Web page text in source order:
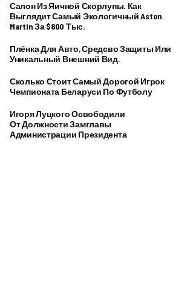
Салон Из Яичной Скорлупы. Как
Выглядит Самый Экологичный Aston
Martin За $800 Тыс.
Плёнка Для Авто, Средсво Защиты Или
Уникальный Внешний Вид.
Сколько Стоит Самый Дорогой Игрок
Чемпионата Беларуси По Футболу
Игоря Луцкого Освободили
От Должности Замглавы
Администрации Президента